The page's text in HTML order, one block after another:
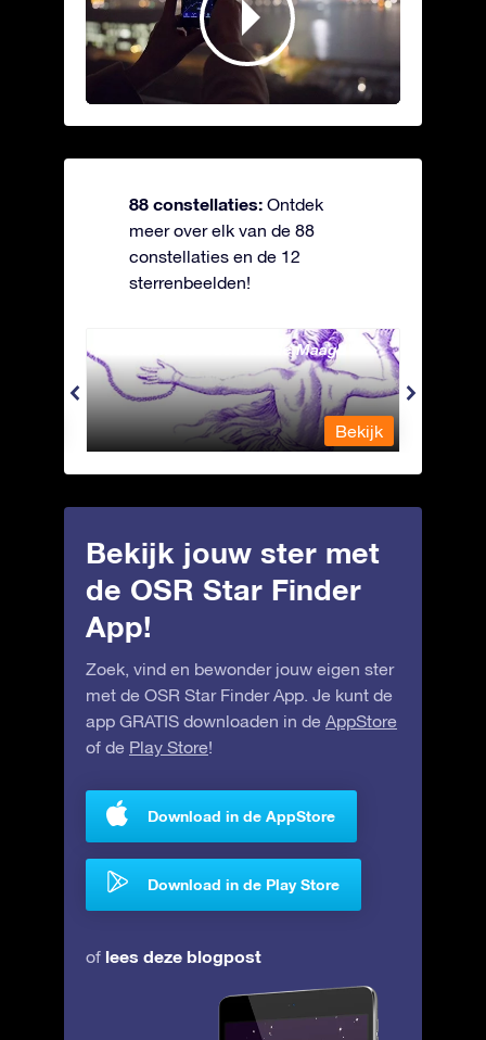
88 constellaties: Ontdek
meer over elk van de 88
constellaties en de 12
sterrenbeelden!
Andromeda - Geketende Maagd
Bekijk
Bekijk jouw ster met
de OSR Star Finder
App!
Zoek, vind en bewonder jouw eigen ster
met de OSR Star Finder App. Je kunt de
app GRATIS downloaden in de AppStore
of de Play Store!
Download in de AppStore
Download in de Play Store
of lees deze blogpost